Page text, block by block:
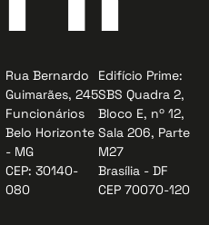
Rua Bernardo
Guimarães, 245
Funcionários
Belo Horizonte
- MG
CEP: 30140-
080
Edifício Prime:
SBS Quadra 2,
Bloco E, nº 12,
Sala 206, Parte
M27
Brasília - DF
CEP 70070-120